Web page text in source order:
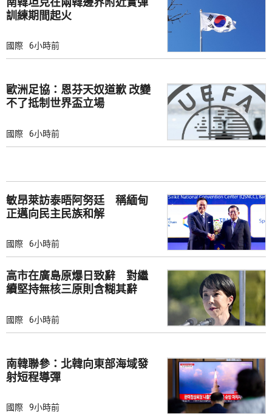
訓練期間起火
國際 6小時前
歐洲足協：恩芬天奴道歉 改變
不了抵制世界盃立場
國際 6小時前
敏昂萊訪泰晤阿努廷 稱緬甸
正邁向民主民族和解
國際 6小時前
高市在廣島原爆日致辭 對繼
續堅持無核三原則含糊其辭
國際 6小時前
南韓聯參：北韓向東部海域發
射短程導彈
國際 9小時前